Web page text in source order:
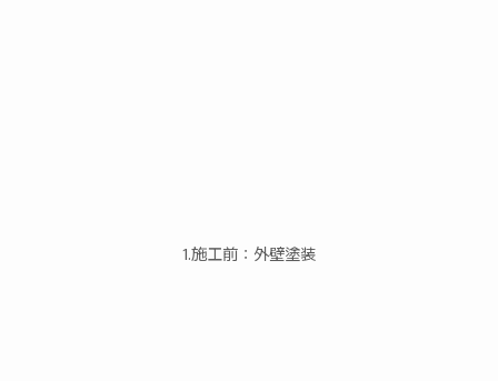
1.施工前：外壁塗装